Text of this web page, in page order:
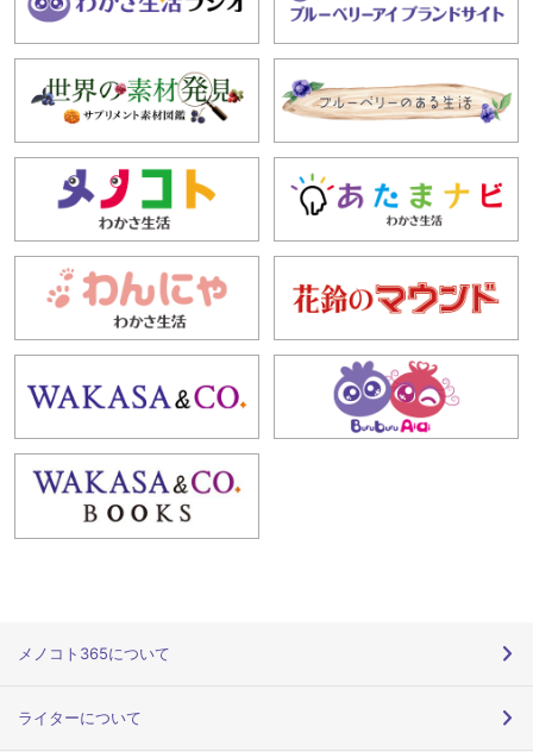
メノコト365について
ライターについて